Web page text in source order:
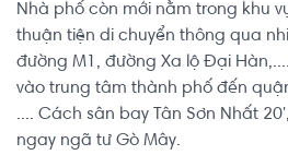
Nhà phố còn mới nằm trong khu
thuận tiện di chuyển thông qua
đường M1, đường Xa lộ Đại
vào trung tâm thành phố đến
.... Cách sân bay Tân Sơn Nhất
ngay ngã tư Gò Mây.